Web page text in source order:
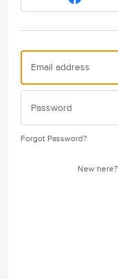
Forgot Password?
New here?